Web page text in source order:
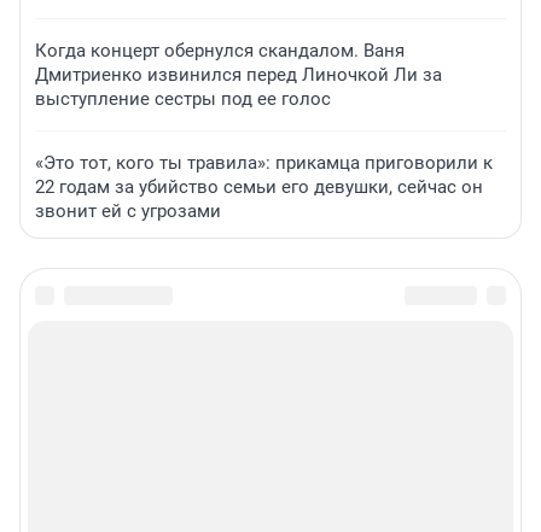
Когда концерт обернулся скандалом. Ваня
Дмитриенко извинился перед Линочкой Ли за
выступление сестры под ее голос
«Это тот, кого ты травила»: прикамца приговорили к
22 годам за убийство семьи его девушки, сейчас он
звонит ей с угрозами